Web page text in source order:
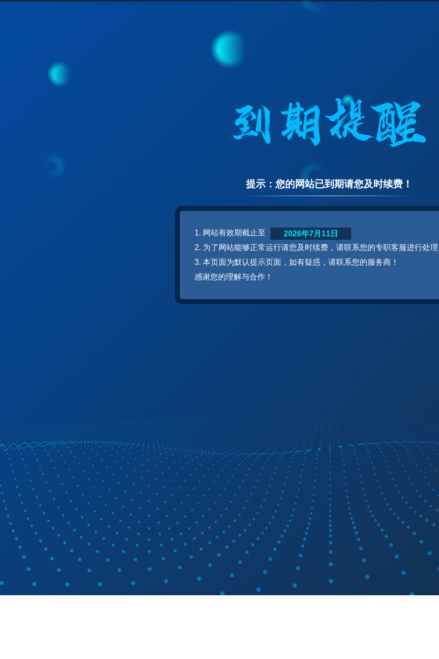
提示：您的网站已到期请您及时续费！
1. 网站有效期截止至
2. 为了网站能够正常运行请您及时续费，请联系您的专职客服进行处
3. 本页面为默认提示页面，如有疑惑，请联系您的服务商！
感谢您的理解与合作！
2026年7月11日